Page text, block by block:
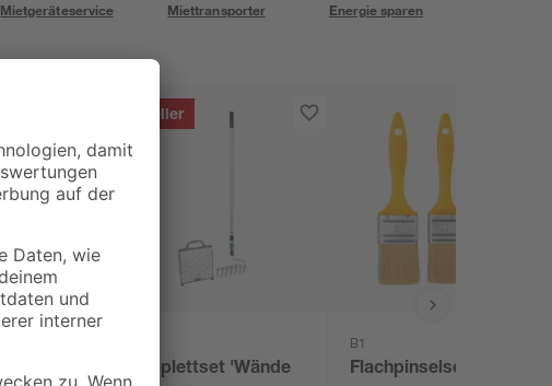
Mietgeräteservice Miettransporter Energie sparen
Bestseller
Komplettset 'Wände
B1
Flachpinselset 3-tlg.